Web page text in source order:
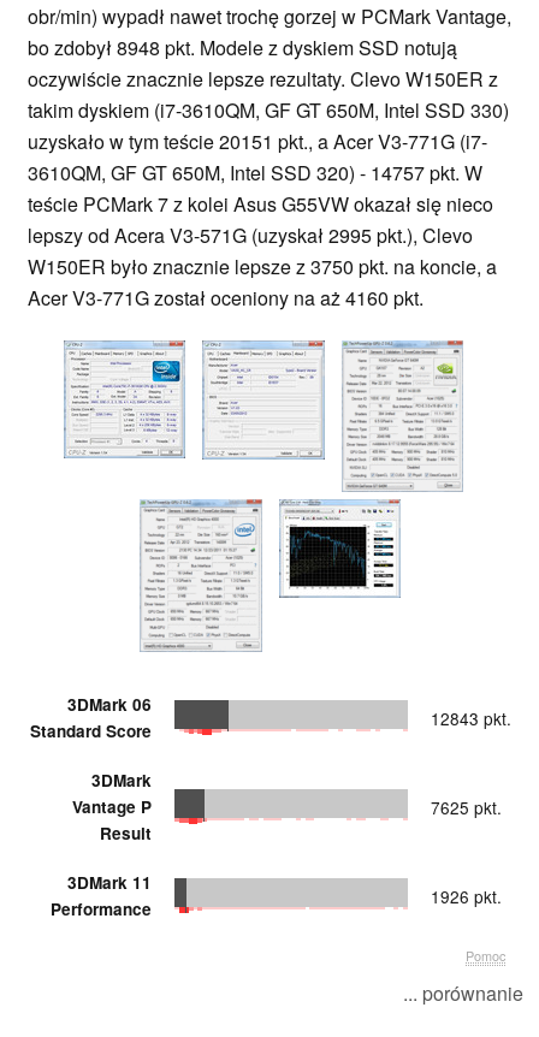
obr/min) wypadł nawet trochę gorzej w PCMark Vantage,
bo zdobył 8948 pkt. Modele z dyskiem SSD notują
oczywiście znacznie lepsze rezultaty. Clevo W150ER z
takim dyskiem (i7-3610QM, GF GT 650M, Intel SSD 330)
uzyskało w tym teście 20151 pkt., a Acer V3-771G (i7-
3610QM, GF GT 650M, Intel SSD 320) - 14757 pkt. W
teście PCMark 7 z kolei Asus G55VW okazał się nieco
lepszy od Acera V3-571G (uzyskał 2995 pkt.), Clevo
W150ER było znacznie lepsze z 3750 pkt. na koncie, a
Acer V3-771G został oceniony na aż 4160 pkt.
3DMark 06
Standard Score
12843 pkt.
3DMark
Vantage P
Result
7625 pkt.
3DMark 11
Performance
1926 pkt.
Pomoc
... porównanie